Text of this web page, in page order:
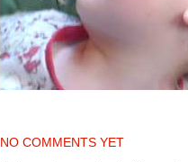
NO COMMENTS YET